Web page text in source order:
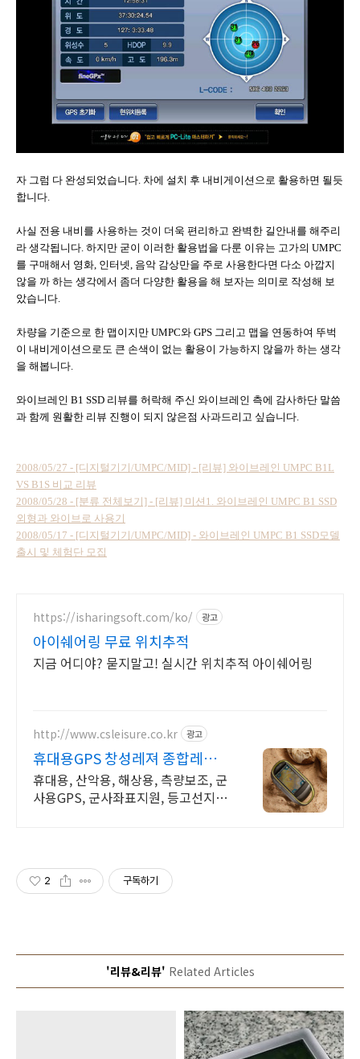
자 그럼 다 완성되었습니다. 차에 설치 후 내비게이션으로 활용하면 될듯
합니다.
사실 전용 내비를 사용하는 것이 더욱 편리하고 완벽한 길안내를 해주리
라 생각됩니다. 하지만 굳이 이러한 활용법을 다룬 이유는 고가의 UMPC
를 구매해서 영화, 인터넷, 음악 감상만을 주로 사용한다면 다소 아깝지
않을 까 하는 생각에서 좀더 다양한 활용을 해 보자는 의미로 작성해 보
았습니다.
차량을 기준으로 한 맵이지만 UMPC와 GPS 그리고 맵을 연동하여 뚜벅
이 내비게이션으로도 큰 손색이 없는 활용이 가능하지 않을까 하는 생각
을 해봅니다.
와이브레인 B1 SSD 리뷰를 허락해 주신 와이브레인 측에 감사하단 말씀
과 함께 원활한 리뷰 진행이 되지 않은점 사과드리고 싶습니다.
2008/05/27 - [디지털기기/UMPC/MID] - [리뷰] 와이브레인 UMPC B1L
VS B1S 비교 리뷰
2008/05/28 - [분류 전체보기] - [리뷰] 미션1. 와이브레인 UMPC B1 SSD
외형과 와이브로 사용기
2008/05/17 - [디지털기기/UMPC/MID] - 와이브레인 UMPC B1 SSD모델
출시 및 체험단 모집
https://isharingsoft.com/ko/ 광고
아이쉐어링 무료 위치추적
지금 어디야? 묻지말고! 실시간 위치추적 아이쉐어링
http://www.csleisure.co.kr 광고
휴대용GPS 창성레져 종합레져
쇼핑몰
휴대용, 산악용, 해상용, 측량보조, 군
사용GPS, 군사좌표지원, 등고선지도
2 구독하기
'리뷰&리뷰' Related Articles